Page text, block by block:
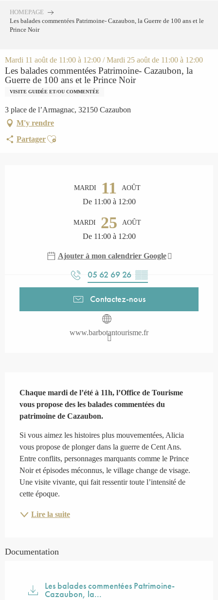
contenu
HOMEPAGE
Les balades commentées Patrimoine- Cazaubon, la Guerre de 100 ans et le
Prince Noir
Mardi 11 août de 11:00 à 12:00 / Mardi 25 août de 11:00 à 12:00
Les balades commentées Patrimoine- Cazaubon, la
Guerre de 100 ans et le Prince Noir
VISITE GUIDÉE ET/OU COMMENTÉE
3 place de l’Armagnac, 32150 Cazaubon
M'y rendre
PartagerAjouter aux favoris
MARDI 11 AOÛT
De 11:00 à 12:00
MARDI 25 AOÛT
De 11:00 à 12:00
Ajouter à mon calendrier Google
05 62 69 26 ▒▒
Contactez-nous
www.barbotantourisme.fr
Chaque mardi de l’été à 11h, l’Office de Tourisme
vous propose des les balades commentées du
patrimoine de Cazaubon.
Si vous aimez les histoires plus mouvementées, Alicia
vous propose de plonger dans la guerre de Cent Ans.
Entre conflits, personnages marquants comme le Prince
Noir et épisodes méconnus, le village change de visage.
Une visite vivante, qui fait ressentir toute l’intensité de
cette époque.
Lire la suite
Documentation
Les balades commentées Patrimoine-
Cazaubon, la...